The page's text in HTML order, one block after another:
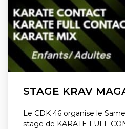
STAGE KRAV
Le CDK 46 organise le
stage de KARATE FULL